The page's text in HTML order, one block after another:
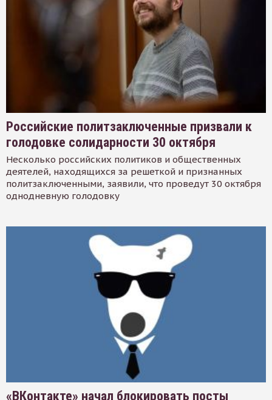
Российские политзаключенные призвали к
голодовке солидарности 30 октября
Несколько российских политиков и общественных
деятелей, находящихся за решеткой и признанных
политзаключенными, заявили, что проведут 30 октября
однодневную голодовку
«ВКонтакте» начал блокировать посты